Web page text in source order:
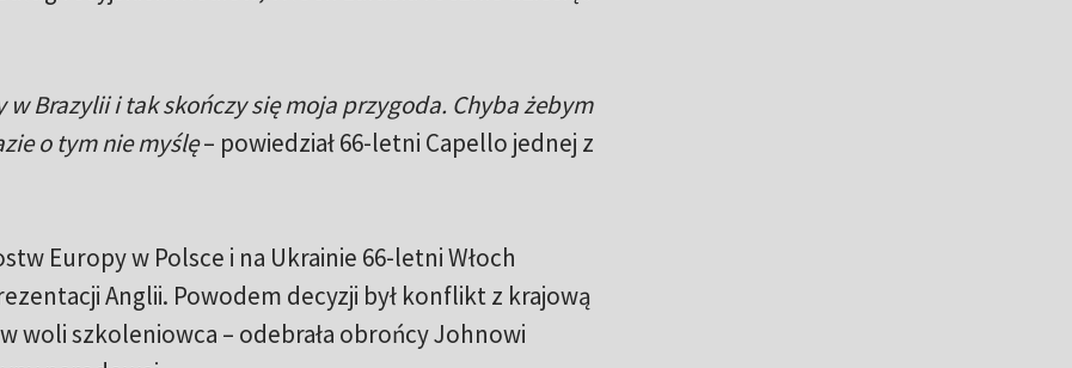
w Brazylii i tak skończy się moja przygoda. Chyba żebym
o tym nie myślę– powiedział 66-letni Capello jednej z
Europy w Polsce i na Ukrainie 66-letni Włoch
Anglii. Powodem decyzji był konflikt z krajową
woli szkoleniowca – odebrała obrońcy Johnowi